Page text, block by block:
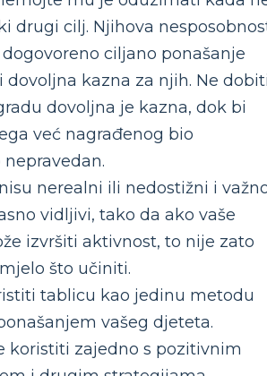
drugi cilj. Njihova
ciljano ponašanje
dovoljna kazna za njih. Ne
dovoljna je kazna, dok bi
već nagrađenog bio
nerealni ili nedostižni i
vidljivi, tako da ako vaše
izvršiti aktivnost, to nije zato
što učiniti.
tablicu kao jedinu metodu
vašeg djeteta.
koristiti zajedno s pozitivnim